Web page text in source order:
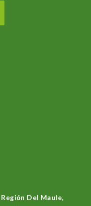
Del Maule,